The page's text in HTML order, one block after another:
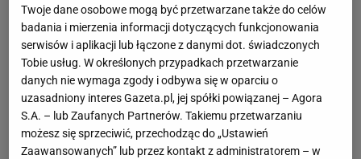
Twoje dane osobowe mogą być przetwarzane także do celów
badania i mierzenia informacji dotyczących funkcjonowania
serwisów i aplikacji lub łączone z danymi dot. świadczonych
Tobie usług. W określonych przypadkach przetwarzanie
danych nie wymaga zgody i odbywa się w oparciu o
uzasadniony interes Gazeta.pl, jej spółki powiązanej – Agora
S.A. – lub Zaufanych Partnerów. Takiemu przetwarzaniu
możesz się sprzeciwić, przechodząc do „Ustawień
Zaawansowanych” lub przez kontakt z administratorem – w